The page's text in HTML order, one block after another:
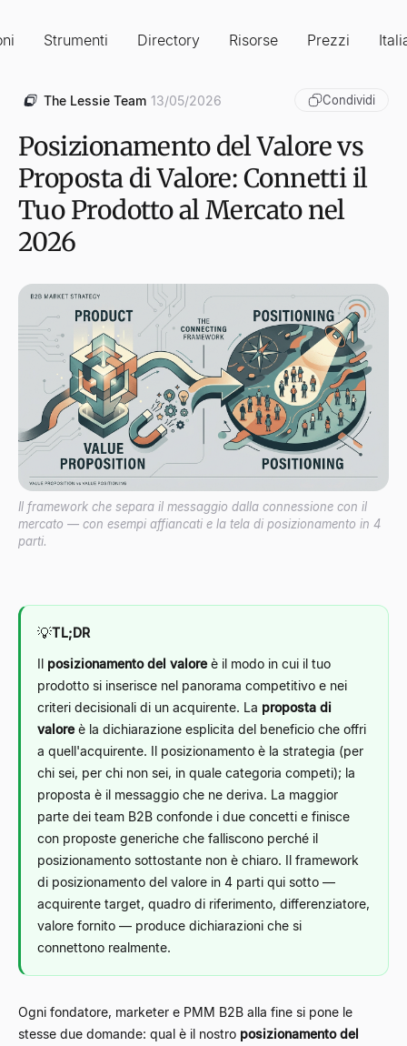
Strumenti Directory Risorse Prezzi
The Lessie Team 13/05/2026 Condividi
Posizionamento del Valore vs
Proposta di Valore: Connetti il
Tuo Prodotto al Mercato nel
2026
Il framework che separa il messaggio dalla connessione con il
mercato — con esempi affiancati e la tela di posizionamento in 4
parti.
💡TL;DR
Il posizionamento del valoreè il modo in cui il tuo
prodotto si inserisce nel panorama competitivo e nei
criteri decisionali di un acquirente. La proposta di
valoreè la dichiarazione esplicita del beneficio che offri
a quell'acquirente. Il posizionamento è la strategia (per
chi sei, per chi non sei, in quale categoria competi); la
proposta è il messaggio che ne deriva. La maggior
parte dei team B2B confonde i due concetti e finisce
con proposte generiche che falliscono perché il
posizionamento sottostante non è chiaro. Il framework
di posizionamento del valore in 4 parti qui sotto —
acquirente target, quadro di riferimento, differenziatore,
valore fornito — produce dichiarazioni che si
connettono realmente.
Ogni fondatore, marketer e PMM B2B alla fine si pone le
stesse due domande: qual è il nostro posizionamento del